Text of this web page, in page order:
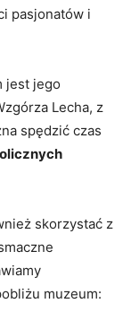
pasjonatów i
jest ‌jego
Lecha,‌ z
spędzić czas
skorzystać‍ z
muzeum: